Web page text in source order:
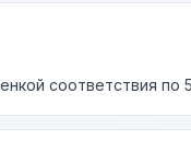
соответствия по